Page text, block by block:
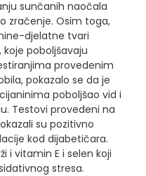
sunčanih naočala
zračenje. Osim toga,
djelatne tvari
koje poboljšavaju
provedenim
pokazalo se da je
poboljšao vid i
Testovi provedeni na
su pozitivno
kod dijabetičara.
i vitamin E i selen koji
stresa.